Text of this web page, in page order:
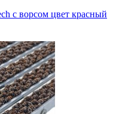
с ворсом цвет красный